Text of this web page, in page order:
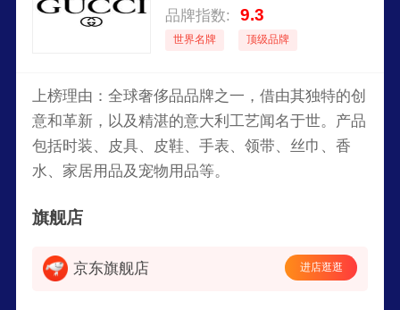
品牌指数: 9.3
世界名牌 顶级品牌
上榜理由：全球奢侈品品牌之一，借由其独特的创
意和革新，以及精湛的意大利工艺闻名于世。产品
包括时装、皮具、皮鞋、手表、领带、丝巾、香
水、家居用品及宠物用品等。
旗舰店
京东旗舰店 进店逛逛